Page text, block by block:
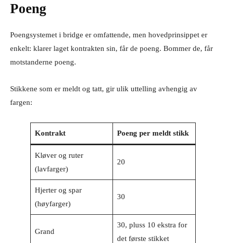
Poeng
Poengsystemet i bridge er omfattende, men hovedprinsippet er
enkelt: klarer laget kontrakten sin, får de poeng. Bommer de, får
motstanderne poeng.
Stikkene som er meldt og tatt, gir ulik uttelling avhengig av
fargen:
Kontrakt Poeng per meldt stikk
Kløver og ruter
(lavfarger)
20
Hjerter og spar
(høyfarger)
30
Grand
30, pluss 10 ekstra for
det første stikket